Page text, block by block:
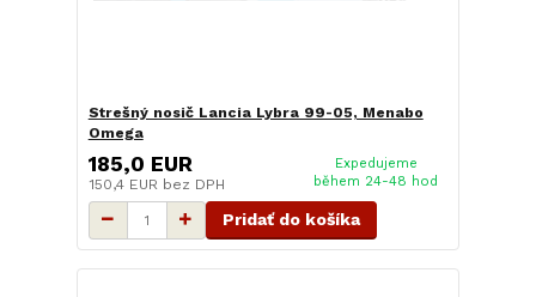
Strešný nosič Lancia Lybra 99-05, Menabo
Omega
185,0 EUR
150,4 EUR bez DPH
Expedujeme
během 24-48 hod
Pridať do košíka